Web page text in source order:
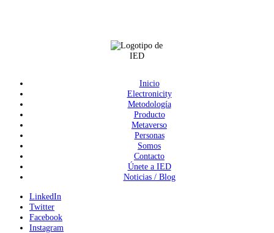
Inicio
Electronicity
Metodología
Producto
Metaverso
Personas
Somos
Contacto
Únete a IED
Noticias / Blog
LinkedIn
Twitter
Facebook
Instagram